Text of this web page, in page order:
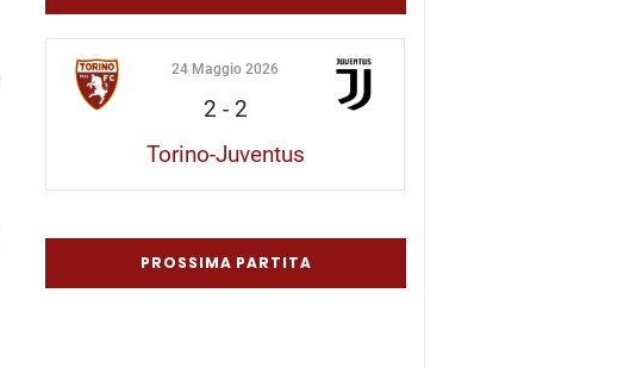
24 Maggio 2026
2 - 2
Torino-Juventus
PROSSIMA PARTITA